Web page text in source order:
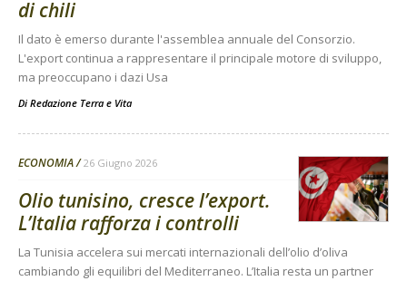
di chili
Il dato è emerso durante l'assemblea annuale del Consorzio.
L'export continua a rappresentare il principale motore di sviluppo,
ma preoccupano i dazi Usa
Di Redazione Terra e Vita
ECONOMIA 26 Giugno 2026
Olio tunisino, cresce l’export.
L’Italia rafforza i controlli
La Tunisia accelera sui mercati internazionali dell’olio d’oliva
cambiando gli equilibri del Mediterraneo. L’Italia resta un partner